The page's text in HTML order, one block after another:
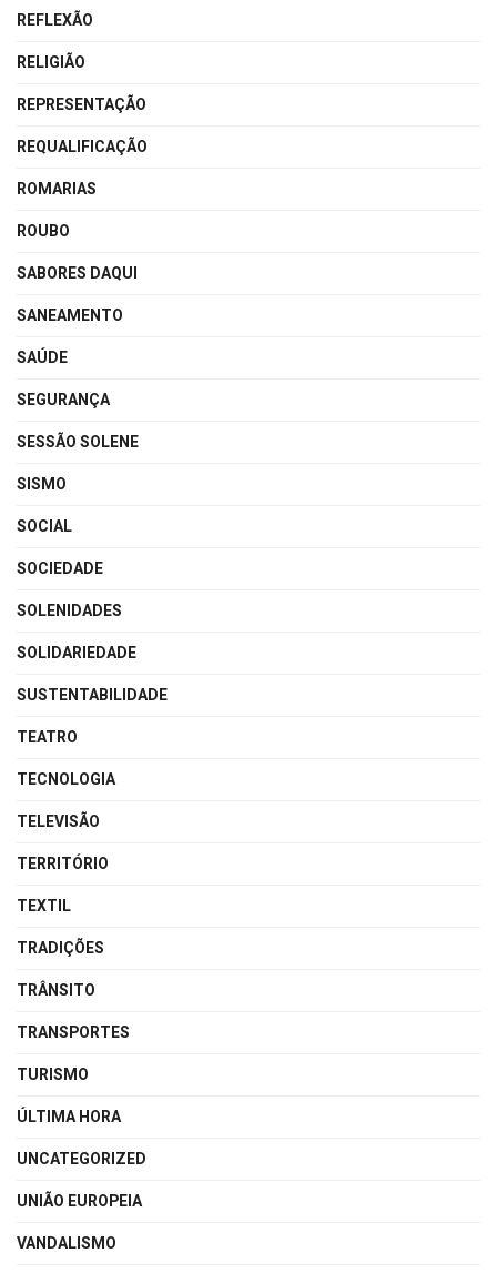
REFLEXÃO
RELIGIÃO
REPRESENTAÇÃO
REQUALIFICAÇÃO
ROMARIAS
ROUBO
SABORES DAQUI
SANEAMENTO
SAÚDE
SEGURANÇA
SESSÃO SOLENE
SISMO
SOCIAL
SOCIEDADE
SOLENIDADES
SOLIDARIEDADE
SUSTENTABILIDADE
TEATRO
TECNOLOGIA
TELEVISÃO
TERRITÓRIO
TEXTIL
TRADIÇÕES
TRÂNSITO
TRANSPORTES
TURISMO
ÚLTIMA HORA
UNCATEGORIZED
UNIÃO EUROPEIA
VANDALISMO